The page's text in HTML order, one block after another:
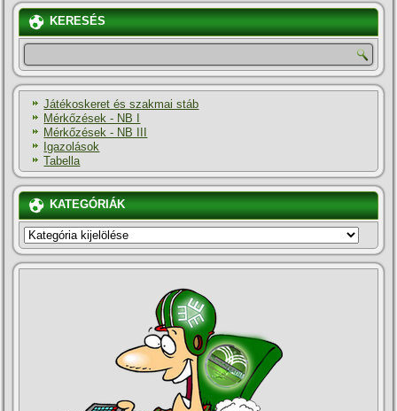
KERESÉS
Játékoskeret és szakmai stáb
Mérkőzések - NB I
Mérkőzések - NB III
Igazolások
Tabella
KATEGÓRIÁK
KATEGÓRIÁK